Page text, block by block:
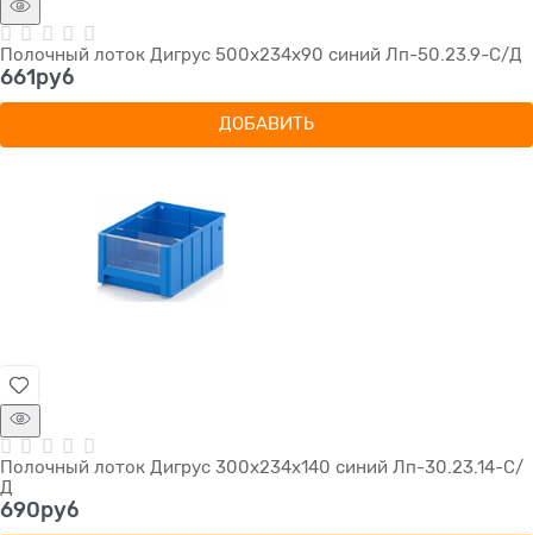
Полочный лоток Дигрус 500х234х90 синий Лп-50.23.9-С/Д
661руб
ДОБАВИТЬ
Полочный лоток Дигрус 300х234х140 синий Лп-30.23.14-С/
Д
690руб